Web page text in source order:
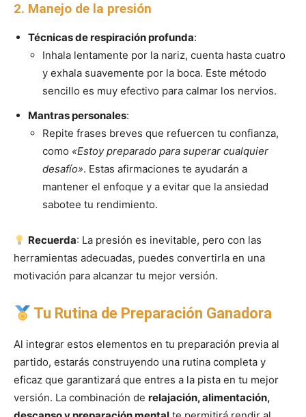
2. Manejo de la presión
Técnicas de respiración profunda:
Inhala lentamente por la nariz, cuenta hasta cuatro
y exhala suavemente por la boca. Este método
sencillo es muy efectivo para calmar los nervios.
Mantras personales:
Repite frases breves que refuercen tu confianza,
como «Estoy preparado para superar cualquier
desafío». Estas afirmaciones te ayudarán a
mantener el enfoque y a evitar que la ansiedad
sabotee tu rendimiento.
Recuerda: La presión es inevitable, pero con las
herramientas adecuadas, puedes convertirla en una
motivación para alcanzar tu mejor versión.
Tu Rutina de Preparación Ganadora
Al integrar estos elementos en tu preparación previa al
partido, estarás construyendo una rutina completa y
eficaz que garantizará que entres a la pista en tu mejor
versión. La combinación de relajación, alimentación,